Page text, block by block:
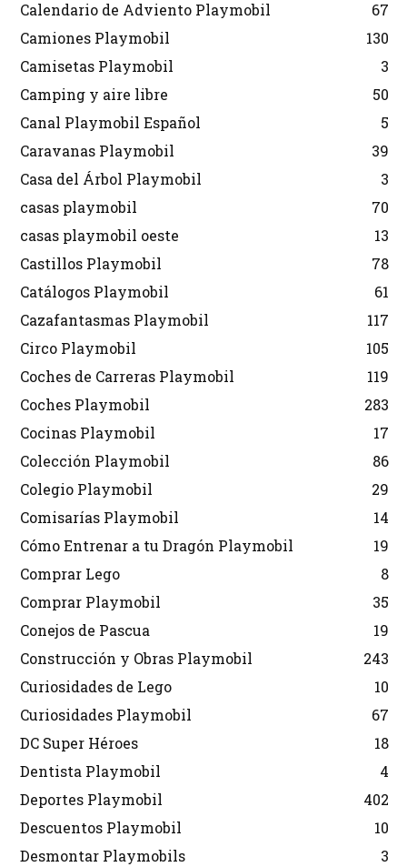
Calendario de Adviento Playmobil
67
Camiones Playmobil
130
Camisetas Playmobil
3
Camping y aire libre
50
Canal Playmobil Español
5
Caravanas Playmobil
39
Casa del Árbol Playmobil
3
casas playmobil
70
casas playmobil oeste
13
Castillos Playmobil
78
Catálogos Playmobil
61
Cazafantasmas Playmobil
117
Circo Playmobil
105
Coches de Carreras Playmobil
119
Coches Playmobil
283
Cocinas Playmobil
17
Colección Playmobil
86
Colegio Playmobil
29
Comisarías Playmobil
14
Cómo Entrenar a tu Dragón Playmobil
19
Comprar Lego
8
Comprar Playmobil
35
Conejos de Pascua
19
Construcción y Obras Playmobil
243
Curiosidades de Lego
10
Curiosidades Playmobil
67
DC Super Héroes
18
Dentista Playmobil
4
Deportes Playmobil
402
Descuentos Playmobil
10
Desmontar Playmobils
3